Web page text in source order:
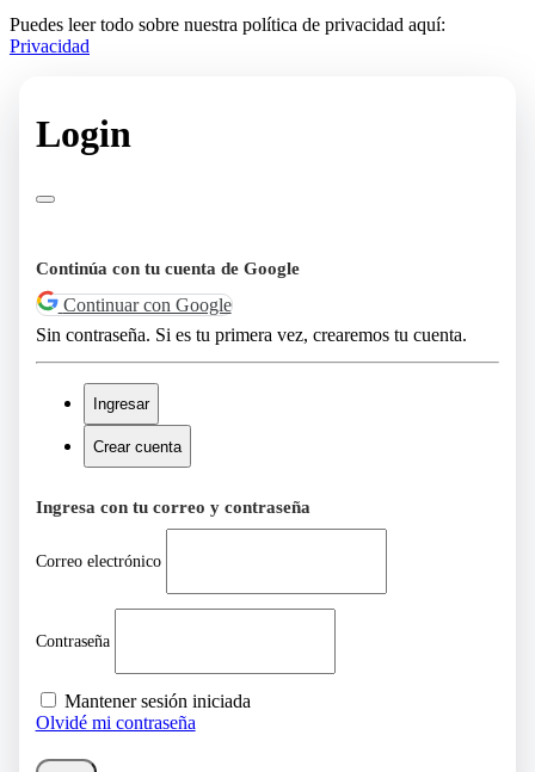
Puedes leer todo sobre nuestra política de privacidad aquí:
Privacidad
Login
Continúa con tu cuenta de Google
Continuar con Google
Sin contraseña. Si es tu primera vez, crearemos tu cuenta.
Ingresar
Crear cuenta
Ingresa con tu correo y contraseña
Correo electrónico
Contraseña
Mantener sesión iniciada
Olvidé mi contraseña